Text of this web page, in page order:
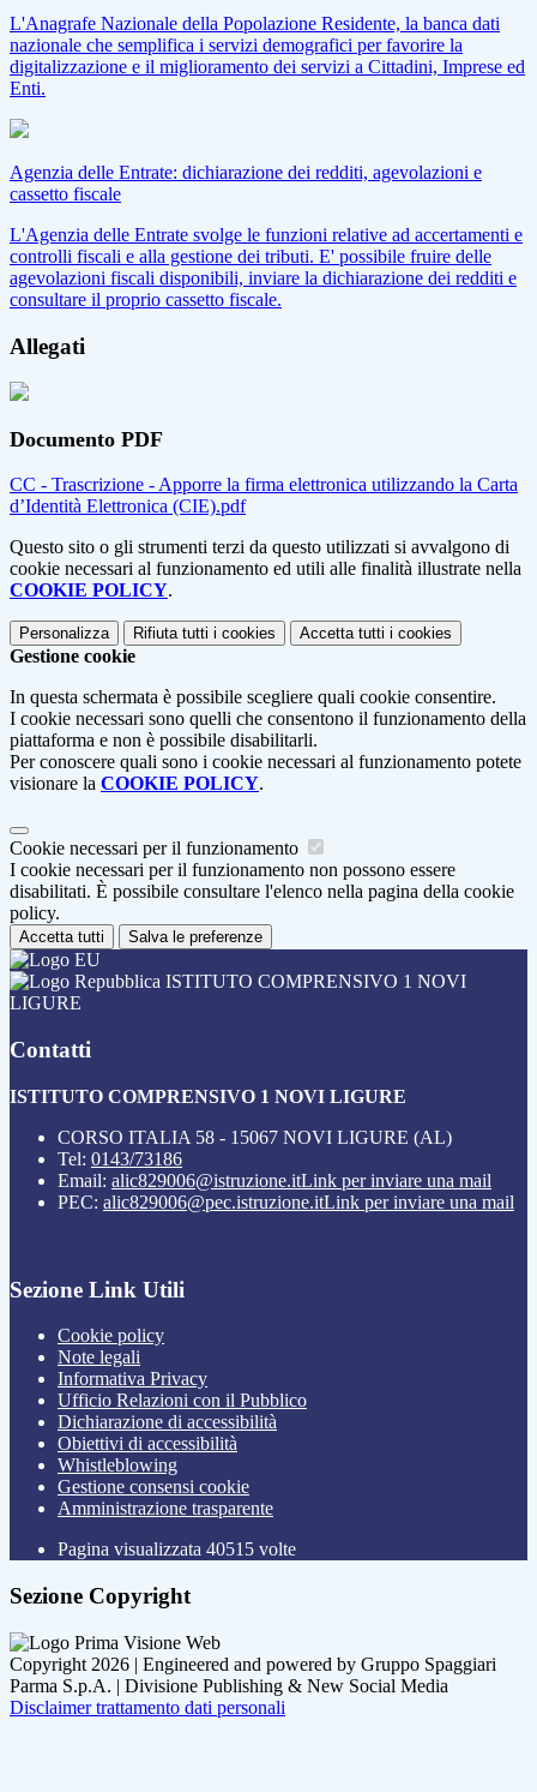
L'Anagrafe Nazionale della Popolazione Residente, la banca dati
nazionale che semplifica i servizi demografici per favorire la
digitalizzazione e il miglioramento dei servizi a Cittadini, Imprese ed
Enti.
Agenzia delle Entrate: dichiarazione dei redditi, agevolazioni e
cassetto fiscale
L'Agenzia delle Entrate svolge le funzioni relative ad accertamenti e
controlli fiscali e alla gestione dei tributi. E' possibile fruire delle
agevolazioni fiscali disponibili, inviare la dichiarazione dei redditi e
consultare il proprio cassetto fiscale.
Allegati
Documento PDF
CC - Trascrizione - Apporre la firma elettronica utilizzando la Carta
d’Identità Elettronica (CIE).pdf
Questo sito o gli strumenti terzi da questo utilizzati si avvalgono di
cookie necessari al funzionamento ed utili alle finalità illustrate nella
COOKIE POLICY.
Personalizza Rifiuta tutti i cookies Accetta tutti i cookies
Gestione cookie
In questa schermata è possibile scegliere quali cookie consentire.
I cookie necessari sono quelli che consentono il funzionamento della
piattaforma e non è possibile disabilitarli.
Per conoscere quali sono i cookie necessari al funzionamento potete
visionare la COOKIE POLICY.
Cookie necessari per il funzionamento
I cookie necessari per il funzionamento non possono essere
disabilitati. È possibile consultare l'elenco nella pagina della cookie
policy.
Accetta tutti Salva le preferenze
ISTITUTO COMPRENSIVO 1 NOVI
LIGURE
Contatti
ISTITUTO COMPRENSIVO 1 NOVI LIGURE
CORSO ITALIA 58 - 15067 NOVI LIGURE (AL)
Tel: 0143/73186
Email: alic829006@istruzione.itLink per inviare una mail
PEC: alic829006@pec.istruzione.itLink per inviare una mail
Sezione Link Utili
Cookie policy
Note legali
Informativa Privacy
Ufficio Relazioni con il Pubblico
Dichiarazione di accessibilità
Obiettivi di accessibilità
Whistleblowing
Gestione consensi cookie
Amministrazione trasparente
Pagina visualizzata 40515 volte
Sezione Copyright
Copyright 2026 | Engineered and powered by Gruppo Spaggiari
Parma S.p.A. | Divisione Publishing & New Social Media
Disclaimer trattamento dati personali